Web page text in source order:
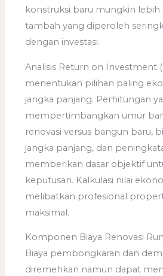
konstruksi baru mungkin lebih
tambah yang diperoleh
dengan investasi.
Analisis Return on Investment
menentukan pilihan paling
jangka panjang. Perhitungan
mempertimbangkan umur
renovasi versus bangun baru,
jangka panjang, dan
memberikan dasar objektif
keputusan. Kalkulasi nilai
melibatkan profesional
maksimal.
Komponen Biaya Renovasi
Biaya pembongkaran dan
diremehkan namun dapat